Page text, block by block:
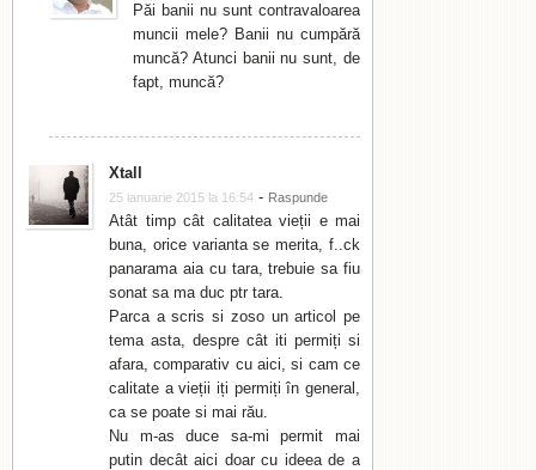
Păi banii nu sunt contravaloarea
muncii mele? Banii nu cumpără
muncă? Atunci banii nu sunt, de
fapt, muncă?
Xtall
25 ianuarie 2015 la 16:54 - Raspunde
Atât timp cât calitatea vieții e mai
buna, orice varianta se merita, f..ck
panarama aia cu tara, trebuie sa fiu
sonat sa ma duc ptr tara.
Parca a scris si zoso un articol pe
tema asta, despre cât iti permiți si
afara, comparativ cu aici, si cam ce
calitate a vieții iți permiți în general,
ca se poate si mai rău.
Nu m-as duce sa-mi permit mai
putin decât aici doar cu ideea de a